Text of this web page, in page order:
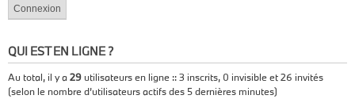
QUI EST EN LIGNE ?
Au total, il y a29 utilisateurs en ligne :: 3 inscrits, 0 invisible et 26 invités
(selon le nombre d’utilisateurs actifs des 5 dernières minutes)